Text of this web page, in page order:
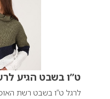
ט”ו בשבט הגיע
לרגל ט”ו בשבט רשת